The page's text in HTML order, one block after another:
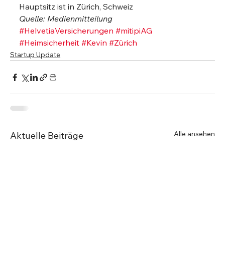
Hauptsitz ist in Zürich, Schweiz
Quelle: Medienmitteilung
#HelvetiaVersicherungen #mitipiAG
#Heimsicherheit #Kevin #Zürich
Startup Update
Aktuelle Beiträge Alle ansehen